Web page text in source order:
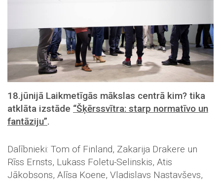
18.jūnijā Laikmetīgās mākslas centrā kim? tika
atklāta izstāde “Šķērssvītra: starp normatīvo un
fantāziju”.
Dalībnieki: Tom of Finland, Zakarija Drakere un
Rīss Ernsts, Lukass Foletu-Selinskis, Atis
Jākobsons, Alīsa Koene, Vladislavs Nastavševs,